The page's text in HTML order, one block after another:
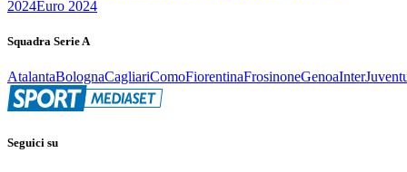
2024Euro 2024
Squadra Serie A
AtalantaBolognaCagliariComoFiorentinaFrosinoneGenoaInter
Seguici su